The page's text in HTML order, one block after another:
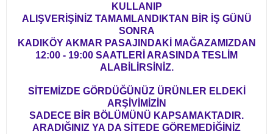
KULLANIP
ALIŞVERİŞİNİZ TAMAMLANDIKTAN BİR İŞ GÜNÜ
SONRA
KADIKÖY AKMAR PASAJINDAKİ MAĞAZAMIZDAN
12:00 - 19:00 SAATLERİ ARASINDA TESLİM
ALABİLİRSİNİZ.
SİTEMİZDE GÖRDÜĞÜNÜZ ÜRÜNLER ELDEKİ
ARŞİVİMİZİN
SADECE BİR BÖLÜMÜNÜ KAPSAMAKTADIR.
ARADIĞINIZ YA DA SİTEDE GÖREMEDİĞİNİZ